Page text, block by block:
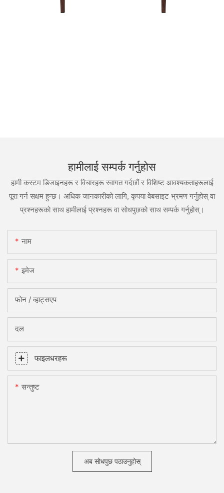
हामीलाई सम्पर्क गर्नुहोस
हामी कस्टम डिजाइनहरू र विचारहरू स्वागत गर्दछौं र विशिष्ट आवश्यकताहरूलाई
पूरा गर्न सक्षम हुन्छ। अधिक जानकारीको लागि, कृपया वेबसाइट भ्रमण गर्नुहोस् वा
प्रश्नहरूको साथ हामीलाई प्रश्नहरू वा सोधपुछको साथ सम्पर्क गर्नुहोस्।
नाम
इमेज
फोन / व्हाट्सएप
दल
फाइलधरहरू
सन्तुष्ट
अब सोधपुछ पठाउनुहोस्